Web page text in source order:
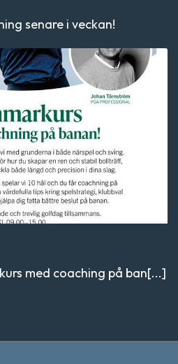
senare i veckan!
med coaching på ban[...]